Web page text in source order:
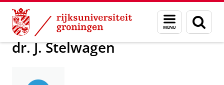
Skip
Content
Skip
Navigation
Menu
en
zoeken
Over ons dr. J. Stelwagen
dr. J. Stelwagen